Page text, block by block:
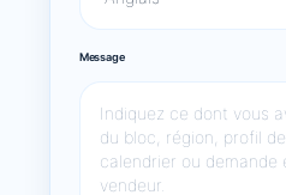
Message